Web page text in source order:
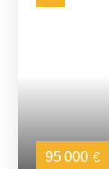
95 000 €